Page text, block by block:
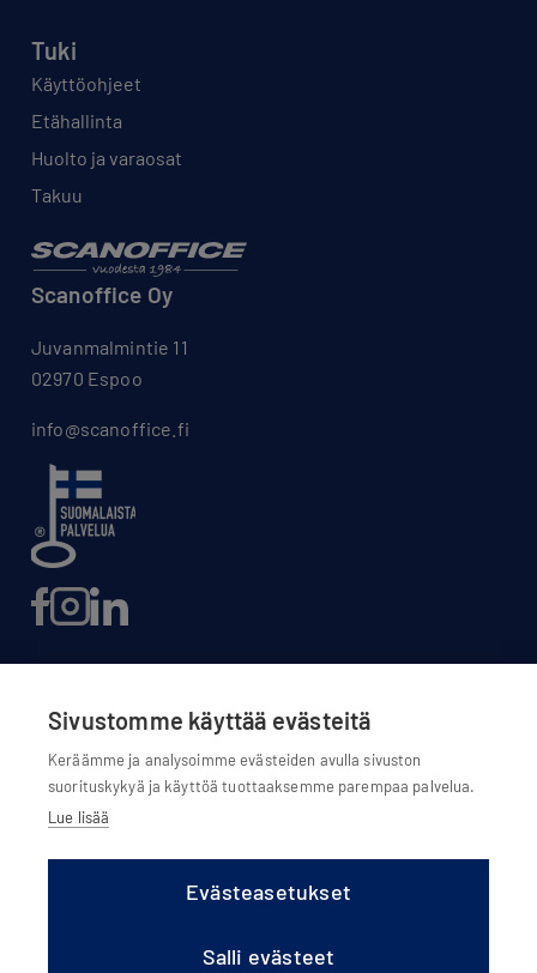
Tuki
Käyttöohjeet
Etähallinta
Huolto ja varaosat
Takuu
Scanoffice Oy
Juvanmalmintie 11
02970 Espoo
info@scanoffice.fi
Evästeasetukset
Evästekäytännöt
Tietosuojaseloste
Olemme osa Scanoffice Group Oy:tä
Sivustomme käyttää evästeitä
Keräämme ja analysoimme evästeiden avulla sivuston
suorituskykyä ja käyttöä tuottaaksemme parempaa palvelua.
Lue lisää
Evästeasetukset
Salli evästeet